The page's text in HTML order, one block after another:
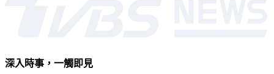
深入時事，一觸即見